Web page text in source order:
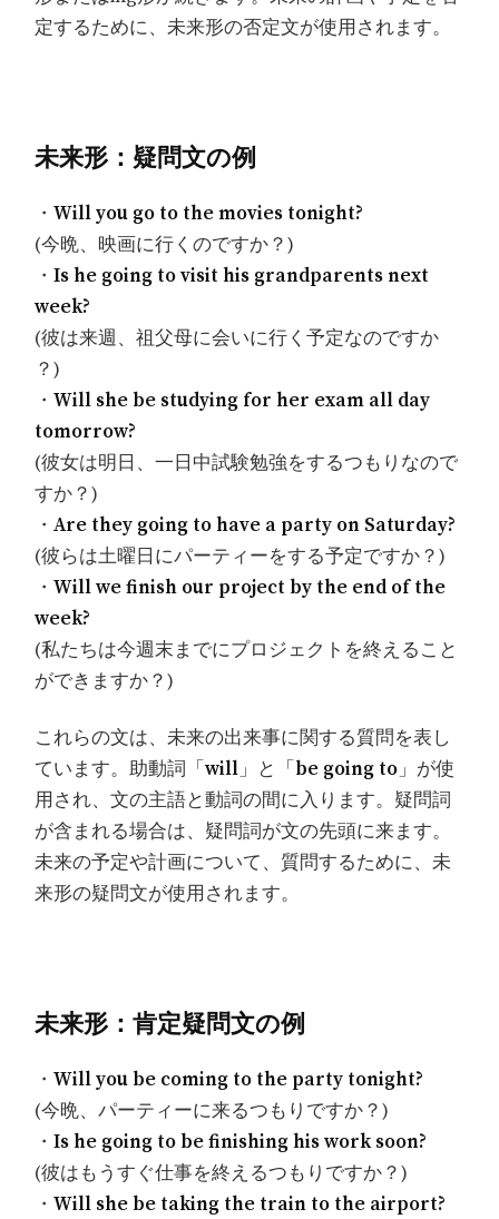
定するために、未来形の否定文が使用されます。
未来形：疑問文の例
・Will you go to the movies tonight?
(今晩、映画に行くのですか？)
・Is he going to visit his grandparents next
week?
(彼は来週、祖父母に会いに行く予定なのですか
？)
・Will she be studying for her exam all day
tomorrow?
(彼女は明日、一日中試験勉強をするつもりなので
すか？)
・Are they going to have a party on Saturday?
(彼らは土曜日にパーティーをする予定ですか？)
・Will we finish our project by the end of the
week?
(私たちは今週末までにプロジェクトを終えること
ができますか？)
これらの文は、未来の出来事に関する質問を表し
ています。助動詞「will」と「be going to」が使
用され、文の主語と動詞の間に入ります。疑問詞
が含まれる場合は、疑問詞が文の先頭に来ます。
未来の予定や計画について、質問するために、未
来形の疑問文が使用されます。
未来形：肯定疑問文の例
・Will you be coming to the party tonight?
(今晩、パーティーに来るつもりですか？)
・Is he going to be finishing his work soon?
(彼はもうすぐ仕事を終えるつもりですか？)
・Will she be taking the train to the airport?